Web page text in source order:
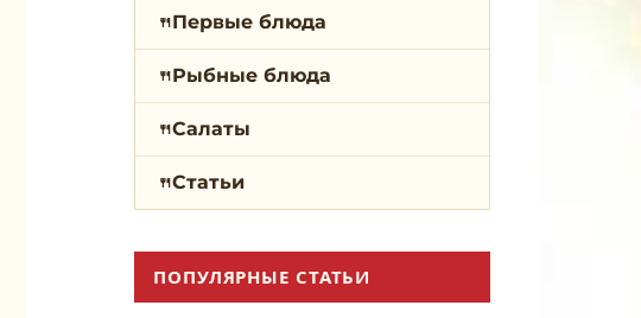
Первые блюда
Рыбные блюда
Салаты
Статьи
ПОПУЛЯРНЫЕ СТАТЬИ